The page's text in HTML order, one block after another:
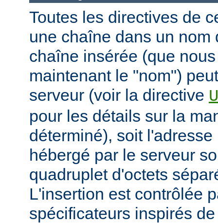
Toutes les directives de
une chaîne dans un nom
chaîne insérée (que
maintenant le "nom")
serveur (voir la directive
pour les détails sur la
déterminé), soit
hébergé par le serveur
quadruplet d'octets
L'insertion est contrôlée
spécificateurs inspirés